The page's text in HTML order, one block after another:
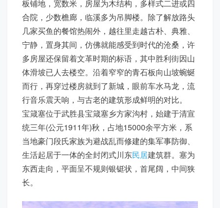
板铺地，宽数米，房屋为木结构，多样式二进或四
合院，少数檐廊，临溪多为吊脚楼。除了解放路头
几家买鱼的餐馆热闹外，越往里走越古朴、典雅、
宁静，置身其间，仿佛就能感受到时代的沧桑，许
多房屋还保留着文革时期的标语，其中胜利街因山
体滑坡已人去楼空。沿着窄窄的青石板向山坡蜿蜒
而行，再穿过楼房就到了新城，眼前车水马龙，流
行音乐震天响，与古老的建筑形成鲜明的对比。
宝箴塞位于武胜县宝箴塞乡方家沟村，始建于清宣
统三年(公元1911年)秋，占地15000余平方米，系
当地豪门段氏家族为避战乱而修建的集军事防御、
生活起居于一体的全封闭式川东民居建筑群。塞为
东西走向，平面呈不规则银铤状，首尾阔，中间狭
长。